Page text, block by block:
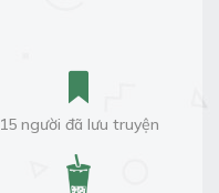
15 người đã lưu truyện